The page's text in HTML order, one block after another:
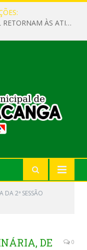
SERVIDORES DA CÂMARA MUNICIPAL RETORNAM ÀS ATIVIDADES APÓS O RECESSO PARLAMENTAR
DA 2ª SESSÃO
DE
0